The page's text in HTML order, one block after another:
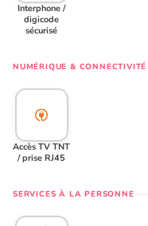
Interphone /
digicode
sécurisé
NUMÉRIQUE & CONNECTIVITÉ
Accès TV TNT
/ prise RJ45
SERVICES À LA PERSONNE